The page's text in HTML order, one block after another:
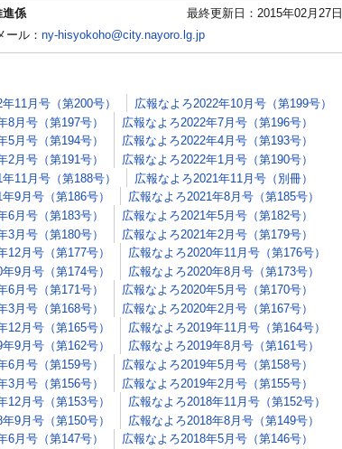
最終更新日：2015年02月27日
進係
ール： ny-hisyokoho@city.nayoro.lg.jp
11月号（第200号）
広報なよろ2022年10月号（第199号）
8月号（第197号）
広報なよろ2022年7月号（第196号）
5月号（第194号）
広報なよろ2022年4月号（第193号）
2月号（第191号）
広報なよろ2022年1月号（第190号）
11月号（第188号）
広報なよろ2021年11月号（別冊）
9月号（第186号）
広報なよろ2021年8月号（第185号）
6月号（第183号）
広報なよろ2021年5月号（第182号）
3月号（第180号）
広報なよろ2021年2月号（第179号）
12月号（第177号）
広報なよろ2020年11月号（第176号）
9月号（第174号）
広報なよろ2020年8月号（第173号）
6月号（第171号）
広報なよろ2020年5月号（第170号）
3月号（第168号）
広報なよろ2020年2月号（第167号）
12月号（第165号）
広報なよろ2019年11月号（第164号）
9月号（第162号）
広報なよろ2019年8月号（第161号）
6月号（第159号）
広報なよろ2019年5月号（第158号）
3月号（第156号）
広報なよろ2019年2月号（第155号）
12月号（第153号）
広報なよろ2018年11月号（第152号）
9月号（第150号）
広報なよろ2018年8月号（第149号）
6月号（第147号）
広報なよろ2018年5月号（第146号）